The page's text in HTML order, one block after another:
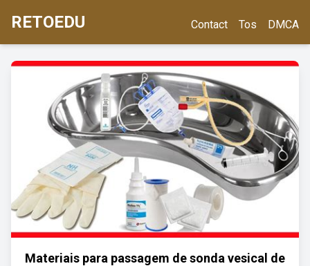
RETOEDU Contact Tos DMCA
Materiais para passagem de sonda vesical de